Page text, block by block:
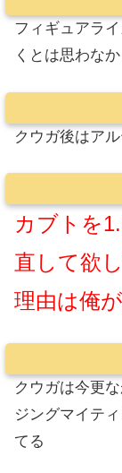
フィギュアラ
くとは思わな
クウガ後はア
カブトを
直して欲
理由は俺
クウガは今更
ジングマイテ
てる